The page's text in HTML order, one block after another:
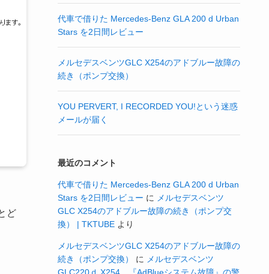
ど
代車で借りた Mercedes-Benz GLA 200 d Urban
Stars を2日間レビュー
メルセデスベンツGLC X254のアドブルー故障の
続き（ポンプ交換）
YOU PERVERT, I RECORDED YOU!という迷惑
メールが届く
最近のコメント
代車で借りた Mercedes-Benz GLA 200 d Urban
Stars を2日間レビュー に
メルセデスベンツ
GLC X254のアドブルー故障の続き（ポンプ交
換） | TKTUBE より
メルセデスベンツGLC X254のアドブルー故障の
続き（ポンプ交換）
に
メルセデスベンツ